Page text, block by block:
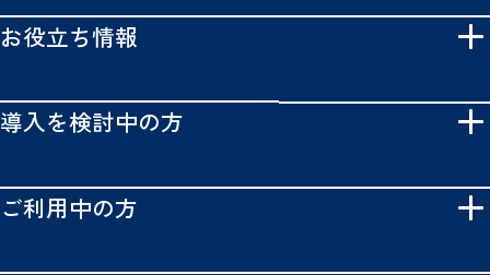
お役立ち情報
導入を検討中の方
ご利用中の方